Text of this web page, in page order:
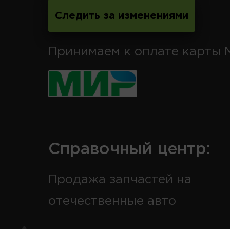
Следить за изменениями
Принимаем к оплате карты
Справочный центр:
Продажа запчастей на
отечественные авто